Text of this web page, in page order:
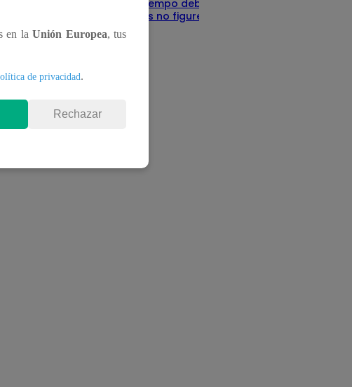
Infocorp: ¿Cuánto tiempo debe pasar
para que tus deudas no figuren en su
sistema?
en laUnión Europea, tus
de privacidad.
Rechazar